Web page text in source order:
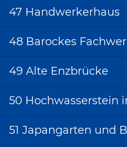
35
Keller
37
38
39
47 Handwerkerhaus
48 Barockes
49 Alte Enzbrücke
50 Hochwasserstein
51 Japangarten und